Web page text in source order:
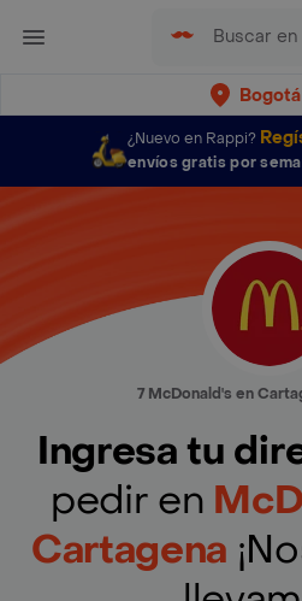
Bogotá
¿Nuevo en Rappi?
envíos gratis por
7 McDonald's en
Ingresa tu
pedir en
Cartagena